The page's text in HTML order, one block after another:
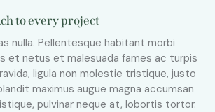
to every project
nulla. Pellentesque habitant morbi
et netus et malesuada fames ac turpis
ligula non molestie tristique, justo
maximus augue magna accumsan
pulvinar neque at, lobortis tortor.